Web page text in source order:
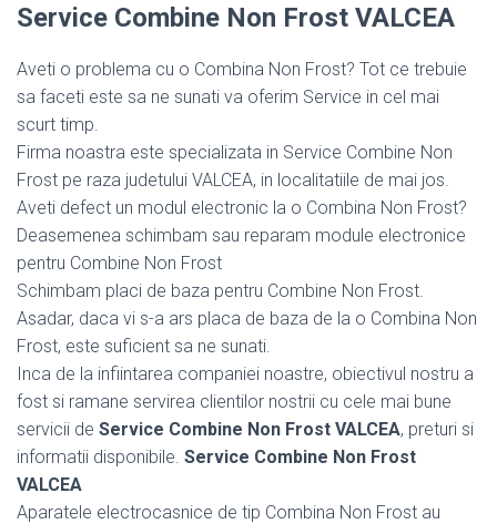
Service Combine Non Frost VALCEA
Aveti o problema cu o Combina Non Frost? Tot ce trebuie
sa faceti este sa ne sunati va oferim Service in cel mai
scurt timp.
Firma noastra este specializata in Service Combine Non
Frost pe raza judetului VALCEA, in localitatiile de mai jos.
Aveti defect un modul electronic la o Combina Non Frost?
Deasemenea schimbam sau reparam module electronice
pentru Combine Non Frost
Schimbam placi de baza pentru Combine Non Frost.
Asadar, daca vi s-a ars placa de baza de la o Combina Non
Frost, este suficient sa ne sunati.
Inca de la infiintarea companiei noastre, obiectivul nostru a
fost si ramane servirea clientilor nostrii cu cele mai bune
servicii de Service Combine Non Frost VALCEA, preturi si
informatii disponibile. Service Combine Non Frost
VALCEA
Aparatele electrocasnice de tip Combina Non Frost au